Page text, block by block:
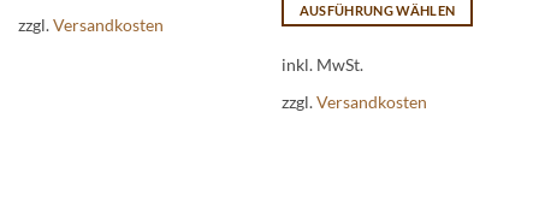
zzgl.Versandkosten
AUSFÜHRUNG WÄHLEN
Produkt
mehrere
inkl. MwSt.
zzgl.Versandkosten